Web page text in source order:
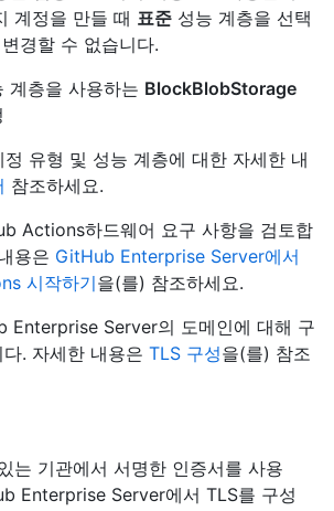
계정을 만들 때 표준 성능 계층을 선택
경할 수 없습니다.
계층을 사용하는 BlockBlobStorage
유형 및 성능 계층에 대한 자세한 내
참조하세요.
Actions하드웨어 요구 사항을 검토합
용은 GitHub Enterprise Server에서
시작하기을(를) 참조하세요.
Enterprise Server의 도메인에 대해 구
. 자세한 내용은 TLS 구성을(를) 참조
는 기관에서 서명한 인증서를 사용
Enterprise Server에서 TLS를 구성